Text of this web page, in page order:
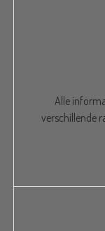
Alle
verschillende